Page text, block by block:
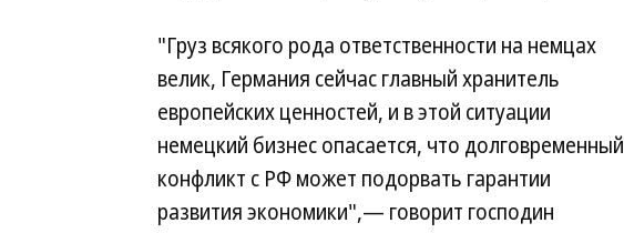
"Груз всякого рода ответственности на немцах
велик, Германия сейчас главный хранитель
европейских ценностей, и в этой ситуации
немецкий бизнес опасается, что долговременный
конфликт с РФ может подорвать гарантии
развития экономики",— говорит господин